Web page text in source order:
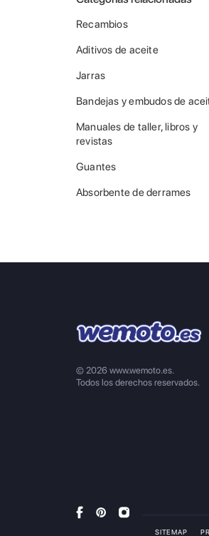
Recambios
Aditivos de aceite
Jarras
Bandejas y embudos de
Manuales de taller, libros y
revistas
Guantes
Absorbente de derrames
© 2026 www.wemoto.es.
Todos los derechos reservados.
SITEMAP